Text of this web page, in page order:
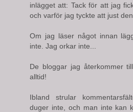
inlägget att: Tack för att jag
och varför jag tyckte att just
Om jag läser något innan
inte. Jag orkar inte...
De bloggar jag återkommer
alltid!
Ibland strular
duger inte, och man inte kan